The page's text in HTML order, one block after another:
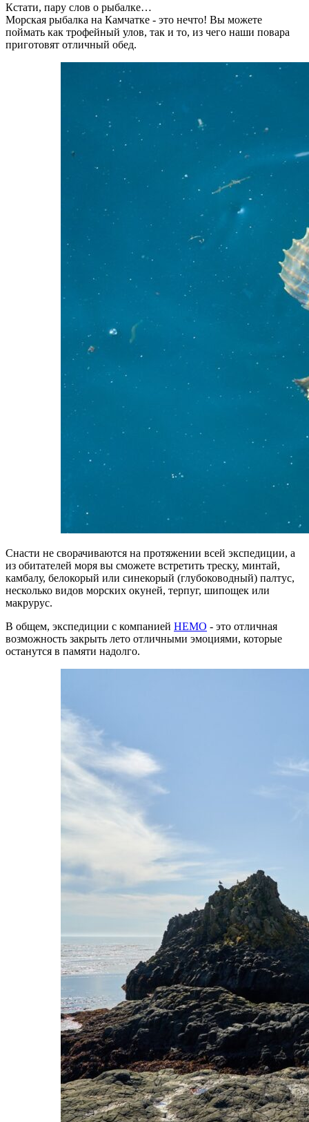
Кстати, пару слов о рыбалке…
Морская рыбалка на Камчатке - это нечто! Вы можете
поймать как трофейный улов, так и то, из чего наши повара
приготовят отличный обед.
Снасти не сворачиваются на протяжении всей экспедиции, а
из обитателей моря вы сможете встретить треску, минтай,
камбалу, белокорый или синекорый (глубоководный) палтус,
несколько видов морских окуней, терпуг, шипощек или
макрурус.
В общем, экспедиции с компанией НЕМО - это отличная
возможность закрыть лето отличными эмоциями, которые
останутся в памяти надолго.